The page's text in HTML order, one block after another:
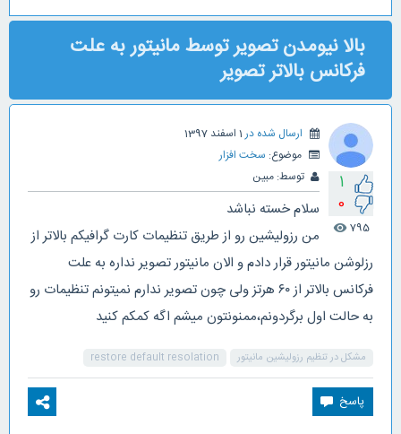
بالا نیومدن تصویر توسط مانیتور به علت
فرکانس بالاتر تصویر
1
0
795
visibility
ارسال شده در 1 اسفند 1397
موضوع: سخت افزار
توسط: مبین
سلام خسته نباشد
من رزولیشین رو از طریق تنظیمات کارت گرافیکم بالاتر از
رزلوشن مانیتور قرار دادم و الان مانیتور تصویر نداره به علت
فرکانس بالاتر از ۶۰ هرتز ولی چون تصویر ندارم نمیتونم تنظیمات رو
به حالت اول برگردونم،ممنونتون میشم اگه کمکم کنید
مشکل در تنظیم رزولیشین مانیتور restore default resolation